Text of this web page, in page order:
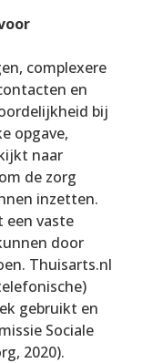
complexere
en
bij
opgave,
naar
de zorg
inzetten.
vaste
door
Thuisarts.nl
gebruikt en
Sociale
2020).